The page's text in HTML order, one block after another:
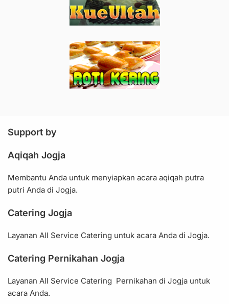
Support by
Aqiqah Jogja
Membantu Anda untuk menyiapkan acara aqiqah putra
putri Anda di Jogja.
Catering Jogja
Layanan All Service Catering untuk acara Anda di Jogja.
Catering Pernikahan Jogja
Layanan All Service Catering Pernikahan di Jogja untuk
acara Anda.